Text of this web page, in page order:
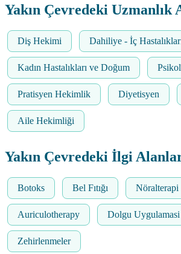
Yakın Çevredeki Uzmanlık
Diş Hekimi Dahiliye - İç
Kadın Hastalıkları ve Doğum
Pratisyen Hekimlik Diyetisyen
Aile Hekimliği
Yakın Çevredeki İlgi
Botoks Bel Fıtığı Nöralterapi
Auriculotherapy Dolgu Uygulamasi
Zehirlenmeler